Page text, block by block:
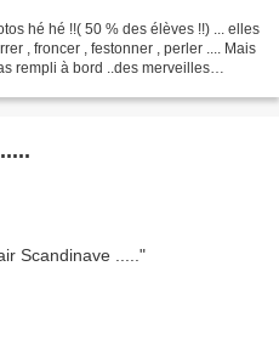
hé hé !!( 50 % des élèves !!) ... elles
, froncer , festonner , perler .... Mais
rempli à bord ..des merveilles